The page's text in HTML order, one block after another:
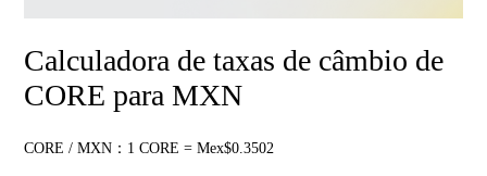
Calculadora de taxas de câmbio de
CORE para MXN
CORE / MXN：1 CORE = Mex$0.3502